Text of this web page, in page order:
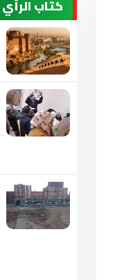
كتاب الرأي